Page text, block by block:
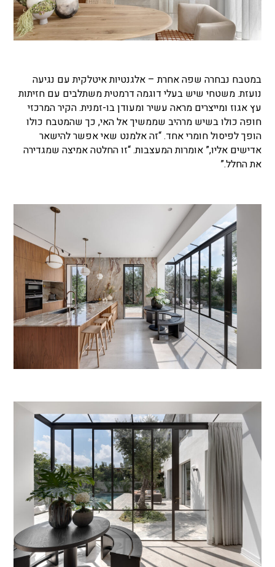
במטבח נבחרה שפה אחרת –אלגנטיות איטלקית עם נגיעה
נועזת. משטחי שיש בעלי דוגמה דרמטית משתלבים עם חזיתות
עץ אגוז ומייצרים מראה עשיר ומעודן בו-זמנית. הקיר המרכזי
חופה כולו בשיש מרהיב שממשיך אל האי, כך שהמטבח כולו
הופך לפיסול חומרי אחד. “זה אלמנט שאי אפשר להישאר
אדישים אליו,” אומרות המעצבות. “זו החלטה אמיצה שמגדירה
את החלל.”